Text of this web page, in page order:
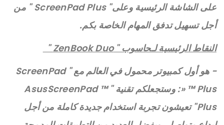
على الشاشة الرئيسية وعلى" ScreenPad Plus " من
أجل تسهيل تدفق المهام الخاصة بكم.
النقاط الرئيسية لـحاسوب "ZenBook Duo
"
- هو أول كمبيوتر محمول في العالم مع " ScreenPad
™ Plus «: وستجعلكم تقنية " AsusScreenPad ™
Plus" تعيشون تجربة استخدام جديدة كاملة من أجل